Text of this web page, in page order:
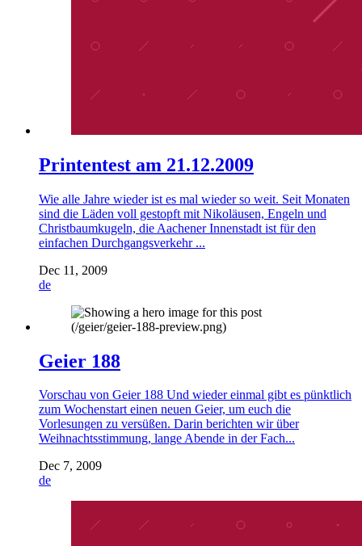
Printentest am 21.12.2009
Wie alle Jahre wieder ist es mal wieder so weit. Seit Monaten
sind die Läden voll gestopft mit Nikoläusen, Engeln und
Christbaumkugeln, die Aachener Innenstadt ist für den
einfachen Durchgangsverkehr ...
Dec 11, 2009
de
Geier 188
Vorschau von Geier 188 Und wieder einmal gibt es pünktlich
zum Wochenstart einen neuen Geier, um euch die
Vorlesungen zu versüßen. Darin berichten wir über
Weihnachtsstimmung, lange Abende in der Fach...
Dec 7, 2009
de